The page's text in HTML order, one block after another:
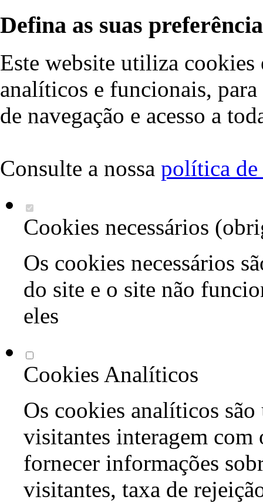
Defina as suas
Este website utiliza cookies
analíticos e funcionais,
de navegação e acesso a
Consulte a nossa política de
Cookies necessários
Os cookies necessários
do site e o site não
eles
Cookies Analíticos
Os cookies analíticos são
visitantes interagem com
fornecer informações
visitantes, taxa de